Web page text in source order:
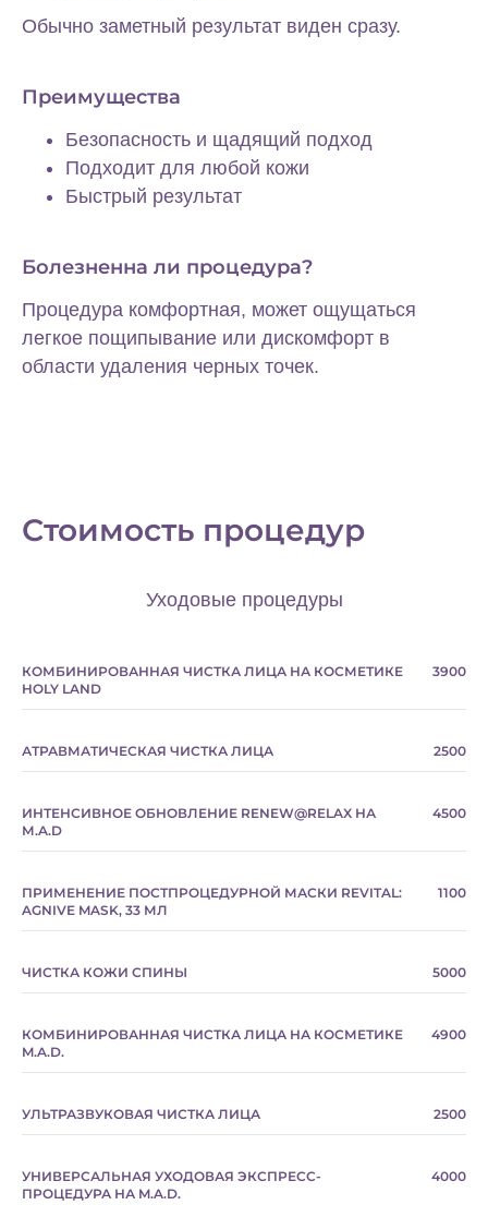
Обычно заметный результат виден сразу.
Преимущества
Безопасность и щадящий подход
Подходит для любой кожи
Быстрый результат
Болезненна ли процедура?
Процедура комфортная, может ощущаться
легкое пощипывание или дискомфорт в
области удаления черных точек.
Стоимость процедур
Уходовые процедуры
КОМБИНИРОВАННАЯ ЧИСТКА ЛИЦА НА КОСМЕТИКЕ
HOLY LAND
3900
АТРАВМАТИЧЕСКАЯ ЧИСТКА ЛИЦА 2500
ИНТЕНСИВНОЕ ОБНОВЛЕНИЕ RENEW@RELAX НА
М.A.D
4500
ПРИМЕНЕНИЕ ПОСТПРОЦЕДУРНОЙ МАСКИ REVITAL:
AGNIVE MASK, 33 МЛ
1100
ЧИСТКА КОЖИ СПИНЫ 5000
КОМБИНИРОВАННАЯ ЧИСТКА ЛИЦА НА КОСМЕТИКЕ
M.A.D.
4900
УЛЬТРАЗВУКОВАЯ ЧИСТКА ЛИЦА 2500
УНИВЕРСАЛЬНАЯ УХОДОВАЯ ЭКСПРЕСС-
ПРОЦЕДУРА НА M.A.D.
4000
Запишитесь на
Оставить заявку
персональных данных и соглашаетесь сполитикой
время для процедуры